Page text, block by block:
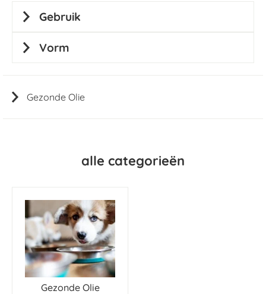
alle categorieën
Gezonde Olie
Gezonde Olie
Gebruik
Vorm